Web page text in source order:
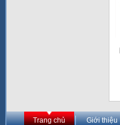
Trang chủ Giới thiệu